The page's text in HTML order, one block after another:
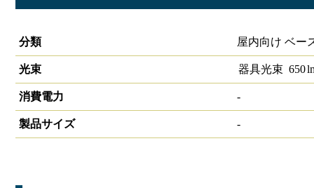
分類
屋内向け ベー
光束 器具光束 650
消費電力 -
製品サイズ -